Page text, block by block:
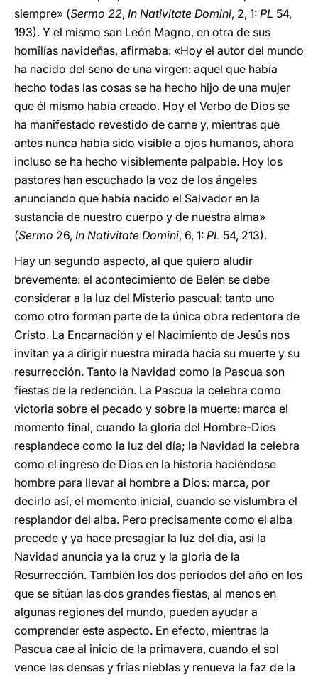
siempre» (Sermo 22, In Nativitate Domini, 2, 1: PL 54,
193). Y el mismo san León Magno, en otra de sus
homilías navideñas, afirmaba: «Hoy el autor del mundo
ha nacido del seno de una virgen: aquel que había
hecho todas las cosas se ha hecho hijo de una mujer
que él mismo había creado. Hoy el Verbo de Dios se
ha manifestado revestido de carne y, mientras que
antes nunca había sido visible a ojos humanos, ahora
incluso se ha hecho visiblemente palpable. Hoy los
pastores han escuchado la voz de los ángeles
anunciando que había nacido el Salvador en la
sustancia de nuestro cuerpo y de nuestra alma»
(Sermo 26, In Nativitate Domini, 6, 1: PL 54, 213).
Hay un segundo aspecto, al que quiero aludir
brevemente: el acontecimiento de Belén se debe
considerar a la luz del Misterio pascual: tanto uno
como otro forman parte de la única obra redentora de
Cristo. La Encarnación y el Nacimiento de Jesús nos
invitan ya a dirigir nuestra mirada hacia su muerte y su
resurrección. Tanto la Navidad como la Pascua son
fiestas de la redención. La Pascua la celebra como
victoria sobre el pecado y sobre la muerte: marca el
momento final, cuando la gloria del Hombre-Dios
resplandece como la luz del día; la Navidad la celebra
como el ingreso de Dios en la historia haciéndose
hombre para llevar al hombre a Dios: marca, por
decirlo así, el momento inicial, cuando se vislumbra el
resplandor del alba. Pero precisamente como el alba
precede y ya hace presagiar la luz del día, así la
Navidad anuncia ya la cruz y la gloria de la
Resurrección. También los dos períodos del año en los
que se sitúan las dos grandes fiestas, al menos en
algunas regiones del mundo, pueden ayudar a
comprender este aspecto. En efecto, mientras la
Pascua cae al inicio de la primavera, cuando el sol
vence las densas y frías nieblas y renueva la faz de la